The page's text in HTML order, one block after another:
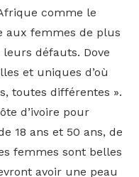
comme le
aux femmes de plus
défauts. Dove
et uniques d’où
toutes différentes ».
d’ivoire pour
18 ans et 50 ans, de
femmes sont belles
avoir une peau